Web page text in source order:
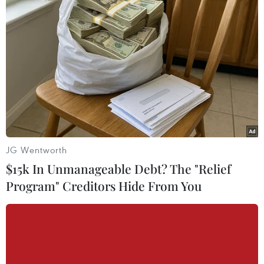
Theo dõi VietnamPlus
TIN LIÊN QUAN
JG Wentworth
$15k In Unmanageable Debt? The "Relief
Program" Creditors Hide From You